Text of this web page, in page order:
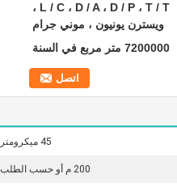
L / C ، D / A ، D / P ، T / T ،
ويسترن يونيون ، موني جرام
7200000 متر مربع في السنة
اتصل
45 ميكرومتر
200 م أو حسب الطلب